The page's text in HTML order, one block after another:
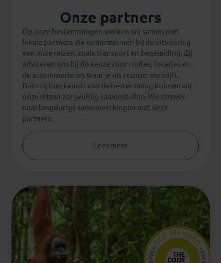
Onze partners
Op onze bestemmingen werken wij samen met
lokale partners die ondersteunen bij de uitvoering
van onze reizen, zoals transport en begeleiding. Zij
adviseren ons bij de keuze voor routes, locaties en
de accommodaties waar je als reiziger verblijft.
Dankzij hun kennis van de bestemming kunnen wij
onze reizen zorgvuldig samenstellen. We streven
naar langdurige samenwerkingen met deze
partners.
Lees meer